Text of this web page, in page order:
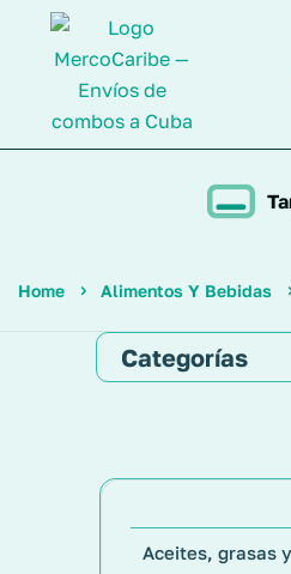
Home Alimentos Y Bebidas
Categorías
Aceites, grasas y